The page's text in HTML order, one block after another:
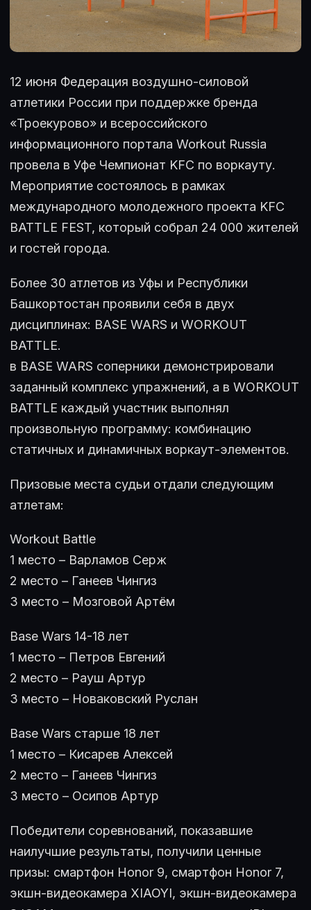
12 июня Федерация воздушно-силовой
атлетики России при поддержке бренда
«Троекурово» и всероссийского
информационного портала Workout Russia
провела в Уфе Чемпионат KFC по воркауту.
Мероприятие состоялось в рамках
международного молодежного проекта KFC
BATTLЕ FEST, который собрал 24 000 жителей
и гостей города.
Более 30 атлетов из Уфы и Республики
Башкортостан проявили себя в двух
дисциплинах: BASE WARS и WORKOUT
BATTLE.
в BASE WARS соперники демонстрировали
заданный комплекс упражнений, а в WORKOUT
BATTLE каждый участник выполнял
произвольную программу: комбинацию
статичных и динамичных воркаут-элементов.
Призовые места судьи отдали следующим
атлетам:
Workout Battle
1 место – Варламов Серж
2 место – Ганеев Чингиз
3 место – Мозговой Артём
Base Wars 14-18 лет
1 место – Петров Евгений
2 место – Рауш Артур
3 место – Новаковский Руслан
Base Wars старше 18 лет
1 место – Кисарев Алексей
2 место – Ганеев Чингиз
3 место – Осипов Артур
Победители соревнований, показавшие
наилучшие результаты, получили ценные
призы: смартфон Honor 9, смартфон Honor 7,
экшн-видеокамера XIAOYI, экшн-видеокамера